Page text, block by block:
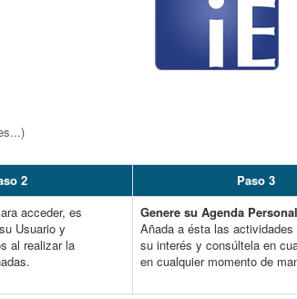
2
Paso 3
acceder, es
Usuario y
al realizar la
Genere su Agenda Personal
Añada a ésta las actividades
su interés y consúltela en
en cualquier momento de